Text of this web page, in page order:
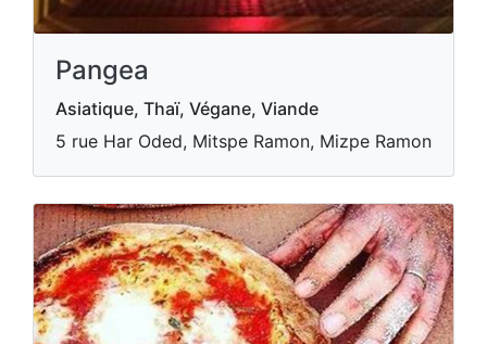
Pangea
Asiatique, Thaï, Végane, Viande
5 rue Har Oded, Mitspe Ramon, Mizpe Ramon